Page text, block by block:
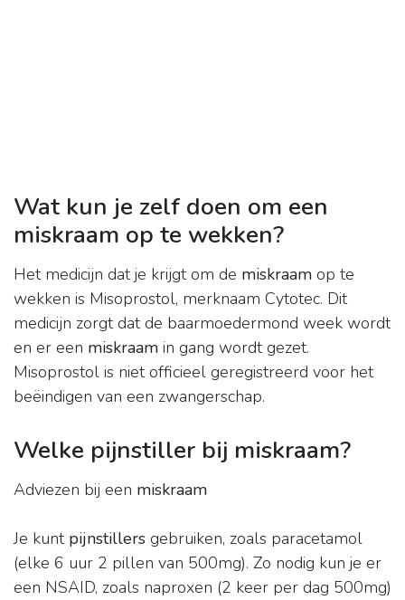
Wat kun je zelf doen om een
miskraam op te wekken?
Het medicijn dat je krijgt om de miskraam op te
wekken is Misoprostol, merknaam Cytotec. Dit
medicijn zorgt dat de baarmoedermond week wordt
en er een miskraam in gang wordt gezet.
Misoprostol is niet officieel geregistreerd voor het
beëindigen van een zwangerschap.
Welke pijnstiller bij miskraam?
Adviezen bij een miskraam
Je kunt pijnstillers gebruiken, zoals paracetamol
(elke 6 uur 2 pillen van 500mg). Zo nodig kun je er
een NSAID, zoals naproxen (2 keer per dag 500mg)